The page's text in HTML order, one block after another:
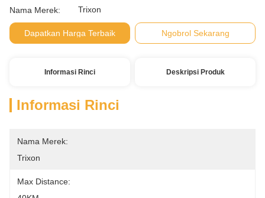
Nama Merek: Trixon
Dapatkan Harga Terbaik Ngobrol Sekarang
Informasi Rinci Deskripsi Produk
Informasi Rinci
Nama Merek:
Trixon
Max Distance: